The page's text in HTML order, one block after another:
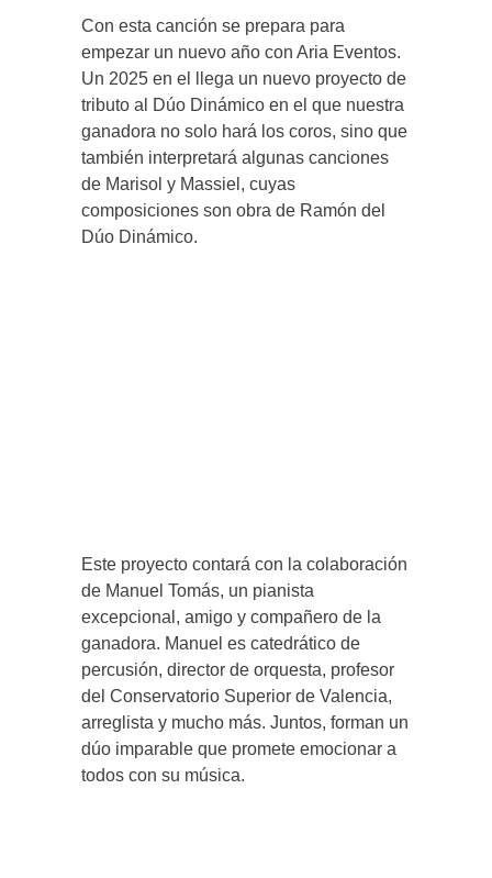
Con esta canción se prepara para
empezar un nuevo año con Aria Eventos.
Un 2025 en el llega un nuevo proyecto de
tributo al Dúo Dinámico en el que nuestra
ganadora no solo hará los coros, sino que
también interpretará algunas canciones
de Marisol y Massiel, cuyas
composiciones son obra de Ramón del
Dúo Dinámico.
Este proyecto contará con la colaboración
de Manuel Tomás, un pianista
excepcional, amigo y compañero de la
ganadora. Manuel es catedrático de
percusión, director de orquesta, profesor
del Conservatorio Superior de Valencia,
arreglista y mucho más. Juntos, forman un
dúo imparable que promete emocionar a
todos con su música.